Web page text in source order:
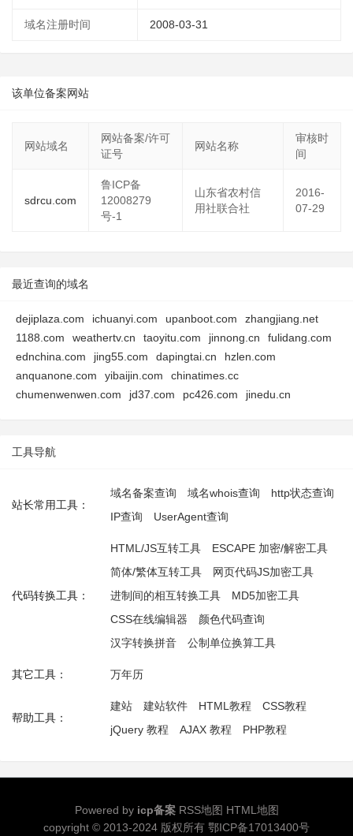
域名注册时间 2008-03-31
该单位备案网站
网站域名
网站备案/许可
证号
网站名称
审核时
间
sdrcu.com
鲁ICP备
12008279
号-1
山东省农村信
用社联合社
2016-
07-29
最近查询的域名
dejiplaza.com ichuanyi.com upanboot.com
zhangjiang.net
1188.com
weathertv.cn taoyitu.com jinnong.cn
fulidang.com
ednchina.com
jing55.com dapingtai.cn
hzlen.com
anquanone.com
yibaijin.com
chinatimes.cc
chumenwenwen.com
jd37.com pc426.com jinedu.cn
工具导航
站长常用工具：
域名备案查询 域名whois查询
http状态查询
IP查询
UserAgent查询
代码转换工具：
HTML/JS互转工具
ESCAPE 加密/解密工具
简体/繁体互转工具
网页代码JS加密工具
进制间的相互转换工具
MD5加密工具
CSS在线编辑器
颜色代码查询
汉字转换拼音
公制单位换算工具
其它工具： 万年历
帮助工具：
建站 建站软件 HTML教程
CSS教程
jQuery 教程
AJAX 教程 PHP教程
Powered by icp备案 RSS地图 HTML地图
copyright © 2013-2024 版权所有 鄂ICP备17013400号